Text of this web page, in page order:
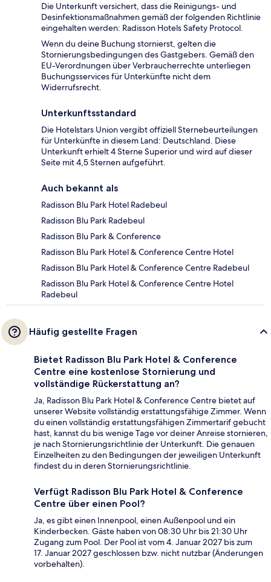
Die Unterkunft versichert, dass die Reinigungs- und
Desinfektionsmaßnahmen gemäß der folgenden Richtlinie
eingehalten werden: Radisson Hotels Safety Protocol.
Wenn du deine Buchung stornierst, gelten die
Stornierungsbedingungen des Gastgebers. Gemäß den
EU-Verordnungen über Verbraucherrechte unterliegen
Buchungsservices für Unterkünfte nicht dem
Widerrufsrecht.
Unterkunftsstandard
Die Hotelstars Union vergibt offiziell Sternebeurteilungen
für Unterkünfte in diesem Land: Deutschland. Diese
Unterkunft erhielt 4 Sterne Superior und wird auf dieser
Seite mit 4,5 Sternen aufgeführt.
Auch bekannt als
Radisson Blu Park Hotel Radebeul
Radisson Blu Park Radebeul
Radisson Blu Park & Conference
Radisson Blu Park Hotel & Conference Centre Hotel
Radisson Blu Park Hotel & Conference Centre Radebeul
Radisson Blu Park Hotel & Conference Centre Hotel
Radebeul
Häufig gestellte Fragen
Bietet Radisson Blu Park Hotel & Conference
Centre eine kostenlose Stornierung und
vollständige Rückerstattung an?
Ja, Radisson Blu Park Hotel & Conference Centre bietet auf
unserer Website vollständig erstattungsfähige Zimmer. Wenn
du einen vollständig erstattungsfähigen Zimmertarif gebucht
hast, kannst du bis wenige Tage vor deiner Anreise stornieren,
je nach Stornierungsrichtlinie der Unterkunft. Die genauen
Einzelheiten zu den Bedingungen der jeweiligen Unterkunft
findest du in deren Stornierungsrichtlinie.
Verfügt Radisson Blu Park Hotel & Conference
Centre über einen Pool?
Ja, es gibt einen Innenpool, einen Außenpool und ein
Kinderbecken. Gäste haben von 08:30 Uhr bis 21:30 Uhr
Zugang zum Pool. Der Pool ist vom 4. Januar 2027 bis zum
17. Januar 2027 geschlossen bzw. nicht nutzbar (Änderungen
vorbehalten).